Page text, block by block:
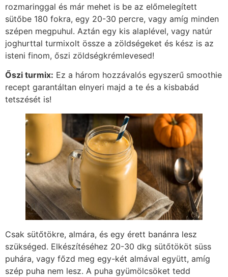
rozmaringgal és már mehet is be az előmelegített
sütőbe 180 fokra, egy 20-30 percre, vagy amíg minden
szépen megpuhul. Aztán egy kis alaplével, vagy natúr
joghurttal turmixolt össze a zöldségeket és kész is az
isteni finom, őszi zöldségkrémlevesed!
Őszi turmix: Ez a három hozzávalós egyszerű smoothie
recept garantáltan elnyeri majd a te és a kisbabád
tetszését is!
Csak sütőtökre, almára, és egy érett banánra lesz
szükséged. Elkészítéséhez 20-30 dkg sütőtököt süss
puhára, vagy főzd meg egy-két almával együtt, amíg
szép puha nem lesz. A puha gyümölcsöket tedd